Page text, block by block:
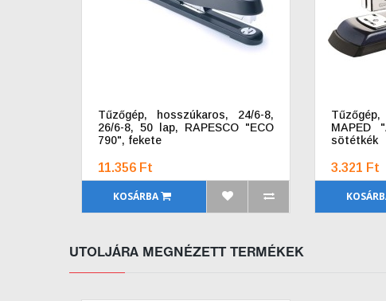
Tűzőgép, hosszúkaros, 24/6-8,
26/6-8, 50 lap, RAPESCO "ECO
790", fekete
11.356 Ft
KOSÁRBA
MAPED
sötétkék
3.321 Ft
UTOLJÁRA MEGNÉZETT TERMÉKEK